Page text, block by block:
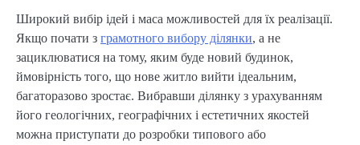
Широкий вибір ідей і маса можливостей для їх реалізації.
Якщо почати з грамотного вибору ділянки, а не
зациклюватися на тому, яким буде новий будинок,
ймовірність того, що нове житло вийти ідеальним,
багаторазово зростає. Вибравши ділянку з урахуванням
його геологічних, географічних і естетичних якостей
можна приступати до розробки типового або